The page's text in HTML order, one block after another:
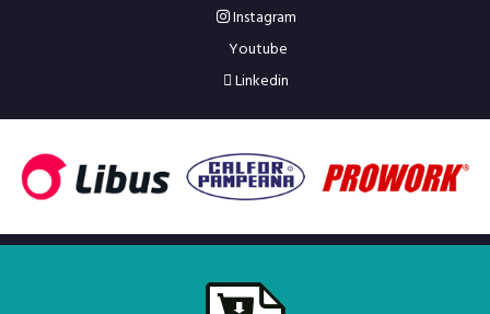
Instagram
Youtube
Linkedin